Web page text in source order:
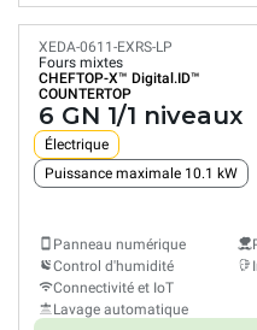
XEDA-0611-EXRS-LP
Fours mixtes
CHEFTOP-X™ Digital.ID™
COUNTERTOP
6 GN 1/1 niveaux
Électrique
Puissance maximale 10.1 kW
Panneau numérique
Control d'humidité
Connectivité et IoT
Lavage automatique